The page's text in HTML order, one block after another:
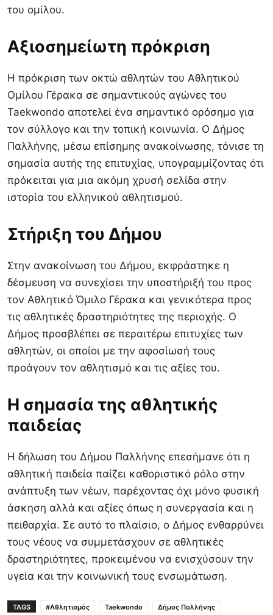
του ομίλου.
Αξιοσημείωτη πρόκριση
Η πρόκριση των οκτώ αθλητών του Αθλητικού
Ομίλου Γέρακα σε σημαντικούς αγώνες του
Taekwondo αποτελεί ένα σημαντικό ορόσημο για
τον σύλλογο και την τοπική κοινωνία. Ο Δήμος
Παλλήνης, μέσω επίσημης ανακοίνωσης, τόνισε τη
σημασία αυτής της επιτυχίας, υπογραμμίζοντας ότι
πρόκειται για μια ακόμη χρυσή σελίδα στην
ιστορία του ελληνικού αθλητισμού.
Στήριξη του Δήμου
Στην ανακοίνωση του Δήμου, εκφράστηκε η
δέσμευση να συνεχίσει την υποστήριξή του προς
τον Αθλητικό Όμιλο Γέρακα και γενικότερα προς
τις αθλητικές δραστηριότητες της περιοχής. Ο
Δήμος προσβλέπει σε περαιτέρω επιτυχίες των
αθλητών, οι οποίοι με την αφοσίωσή τους
προάγουν τον αθλητισμό και τις αξίες του.
Η σημασία της αθλητικής
παιδείας
Η δήλωση του Δήμου Παλλήνης επεσήμανε ότι η
αθλητική παιδεία παίζει καθοριστικό ρόλο στην
ανάπτυξη των νέων, παρέχοντας όχι μόνο φυσική
άσκηση αλλά και αξίες όπως η συνεργασία και η
πειθαρχία. Σε αυτό το πλαίσιο, ο Δήμος ενθαρρύνει
τους νέους να συμμετάσχουν σε αθλητικές
δραστηριότητες, προκειμένου να ενισχύσουν την
υγεία και την κοινωνική τους ενσωμάτωση.
TAGS #Αθλητισμός Taekwondo Δήμος Παλλήνης